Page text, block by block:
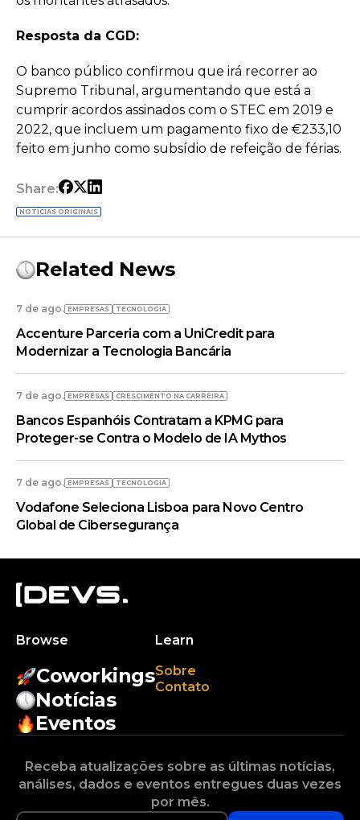
Resposta da CGD:
O banco público confirmou que irá recorrer ao
Supremo Tribunal, argumentando que está a
cumprir acordos assinados com o STEC em 2019 e
2022, que incluem um pagamento fixo de €233,10
feito em junho como subsídio de refeição de férias.
Share:
NOTÍCIAS ORIGINAIS
Related News
7 de ago. EMPRESAS TECNOLOGIA
Accenture Parceria com a UniCredit para
Modernizar a Tecnologia Bancária
7 de ago. EMPRESAS CRESCIMENTO NA CARREIRA
Bancos Espanhóis Contratam a KPMG para
Proteger-se Contra o Modelo de IA Mythos
7 de ago. EMPRESAS TECNOLOGIA
Vodafone Seleciona Lisboa para Novo Centro
Global de Cibersegurança
Browse
Coworkings
Notícias
Eventos
Learn
Sobre
Contato
Receba atualizações sobre as últimas notícias,
análises, dados e eventos entregues duas vezes
por mês.